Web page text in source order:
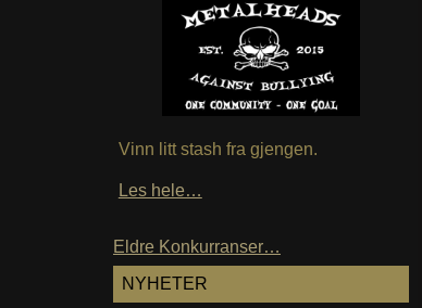
Vinn litt stash fra gjengen.
Les hele…
Eldre Konkurranser…
NYHETER